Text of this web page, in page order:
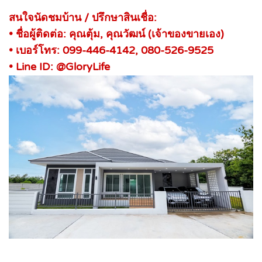
สนใจนัดชมบ้าน / ปรึกษาสินเชื่อ:
• ชื่อผู้ติดต่อ: คุณตุ้ม, คุณวัฒน์ (เจ้าของขายเอง)
• เบอร์โทร: 099-446-4142, 080-526-9525
• Line ID: @GloryLife